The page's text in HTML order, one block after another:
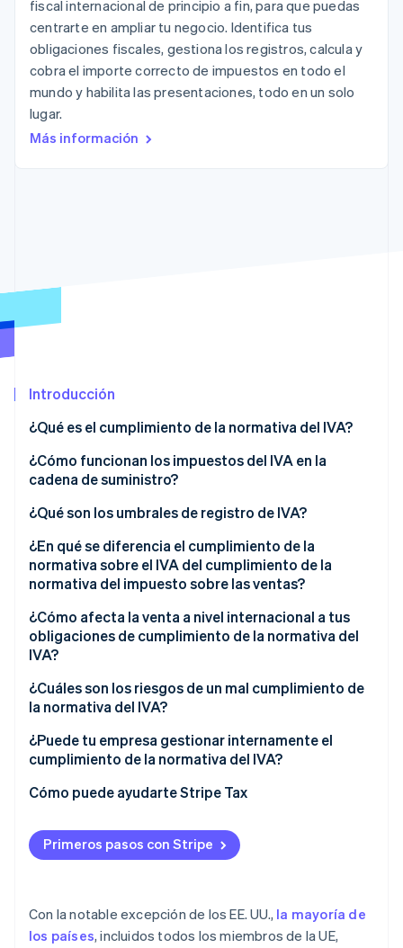
Radar
Prevención de fraude
Atlas
Constitución de una startup
Climate
Eliminación de dióxido de carbono
Verificación de identidad en línea
Ecosistema
Socios
fiscal internacional de principio a fin, para que puedas
centrarte en ampliar tu negocio. Identifica tus
obligaciones fiscales, gestiona los registros, calcula y
cobra el importe correcto de impuestos en todo el
mundo y habilita las presentaciones, todo en un solo
lugar.
Más información
Introducción
¿Qué es el cumplimiento de la normativa del IVA?
¿Cómo funcionan los impuestos del IVA en la
cadena de suministro?
¿Qué son los umbrales de registro de IVA?
¿En qué se diferencia el cumplimiento de la
normativa sobre el IVA del cumplimiento de la
normativa del impuesto sobre las ventas?
¿Cómo afecta la venta a nivel internacional a tus
obligaciones de cumplimiento de la normativa del
IVA?
¿Cuáles son los riesgos de un mal cumplimiento de
la normativa del IVA?
¿Puede tu empresa gestionar internamente el
cumplimiento de la normativa del IVA?
Cómo puede ayudarte Stripe Tax
Primeros pasos con Stripe
Con la notable excepción de los EE. UU., la mayoría de
los países, incluidos todos los miembros de la UE,